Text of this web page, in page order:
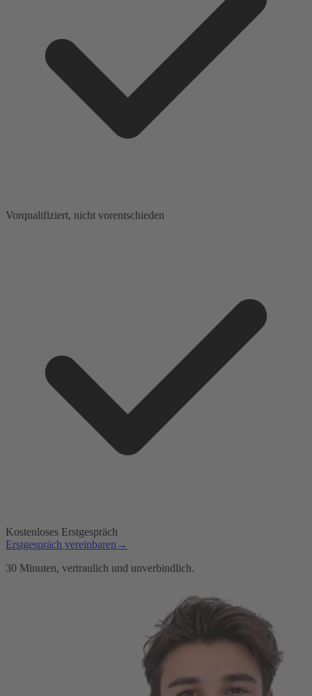
Vorqualifiziert, nicht vorentschieden
Kostenloses Erstgespräch
Erstgespräch vereinbaren →
30 Minuten, vertraulich und unverbindlich.